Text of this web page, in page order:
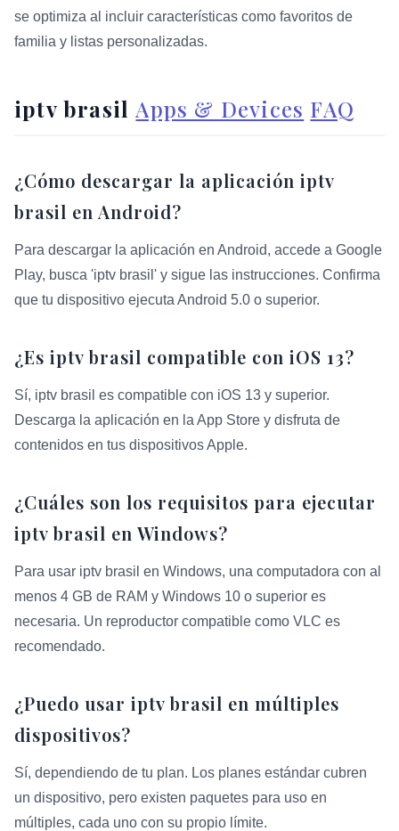
se optimiza al incluir características como favoritos de
familia y listas personalizadas.
iptv brasil Apps & Devices FAQ
¿Cómo descargar la aplicación iptv
brasil en Android?
Para descargar la aplicación en Android, accede a Google
Play, busca 'iptv brasil' y sigue las instrucciones. Confirma
que tu dispositivo ejecuta Android 5.0 o superior.
¿Es iptv brasil compatible con iOS 13?
Sí, iptv brasil es compatible con iOS 13 y superior.
Descarga la aplicación en la App Store y disfruta de
contenidos en tus dispositivos Apple.
¿Cuáles son los requisitos para ejecutar
iptv brasil en Windows?
Para usar iptv brasil en Windows, una computadora con al
menos 4 GB de RAM y Windows 10 o superior es
necesaria. Un reproductor compatible como VLC es
recomendado.
¿Puedo usar iptv brasil en múltiples
dispositivos?
Sí, dependiendo de tu plan. Los planes estándar cubren
un dispositivo, pero existen paquetes para uso en
múltiples, cada uno con su propio límite.